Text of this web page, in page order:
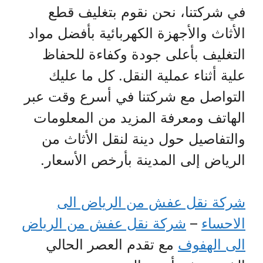
في شركتنا، نحن نقوم بتغليف قطع
الأثاث والأجهزة الكهربائية بأفضل مواد
التغليف بأعلى جودة وكفاءة للحفاظ
علية أثناء عملية النقل. كل ما عليك
التواصل مع شركتنا في أسرع وقت عبر
الهاتف ومعرفة المزيد من المعلومات
والتفاصيل حول دينة لنقل الأثاث من
الرياض إلى المدينة بأرخص الأسعار.
شركة نقل عفش من الرياض الى
الاحساء – شركة نقل عفش من الرياض
الى الهفوف مع تقدم العصر الحالي